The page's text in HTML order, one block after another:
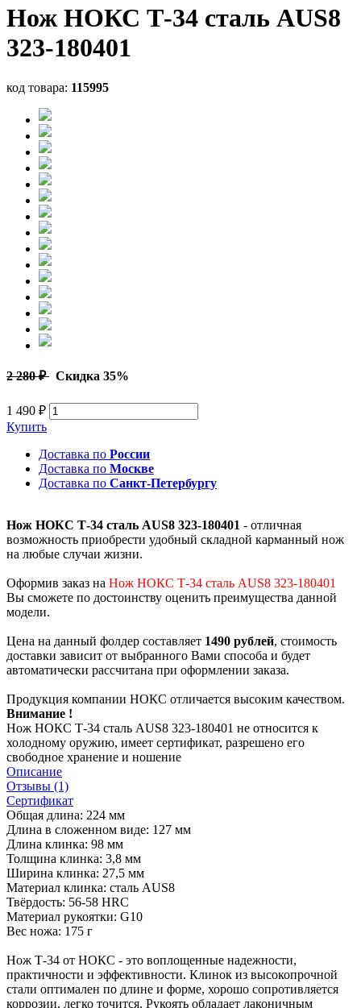
Нож НОКС Т-34 сталь AUS8
323-180401
код товара: 115995
2 280 ₽ Скидка 35%
1 490 ₽
Купить
Доставка по России
Доставка по Москве
Доставка по Санкт-Петербургу
Нож НОКС Т-34 сталь AUS8 323-180401 - отличная
возможность приобрести удобный складной карманный нож
на любые случаи жизни.
Оформив заказ на Нож НОКС Т-34 сталь AUS8 323-180401
Вы сможете по достоинству оценить преимущества данной
модели.
Цена на данный фолдер составляет 1490 рублей, стоимость
доставки зависит от выбранного Вами способа и будет
автоматически рассчитана при оформлении заказа.
Продукция компании НОКС отличается высоким качеством.
Внимание !
Нож НОКС Т-34 сталь AUS8 323-180401 не относится к
холодному оружию, имеет сертификат, разрешено его
свободное хранение и ношение
Описание
Отзывы (1)
Сертификат
Общая длина: 224 мм
Длина в сложенном виде: 127 мм
Длина клинка: 98 мм
Толщина клинка: 3,8 мм
Ширина клинка: 27,5 мм
Материал клинка: сталь AUS8
Твёрдость: 56-58 HRC
Материал рукоятки: G10
Вес ножа: 175 г
Нож Т-34 от НОКС - это воплощенные надежности,
практичности и эффективности. Клинок из высокопрочной
стали оптимален по длине и форме, хорошо сопротивляется
коррозии, легко точится. Рукоять обладает лаконичным